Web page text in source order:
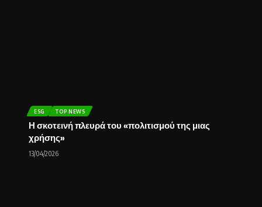
ESG TOP NEWS
Η σκοτεινή πλευρά του «πολιτισμού της μιας
χρήσης»
13/04/2026